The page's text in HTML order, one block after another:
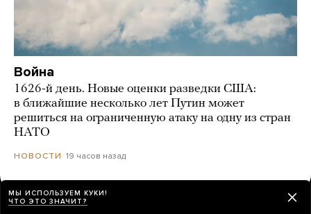
Война
1626-й день. Новые оценки разведки США:
в ближайшие несколько лет Путин может
решиться на ограниченную атаку на одну из стран
НАТО
НОВОСТИ 19 часов назад
МЫ ИСПОЛЬЗУЕМ КУКИ!
ЧТО ЭТО ЗНАЧИТ?